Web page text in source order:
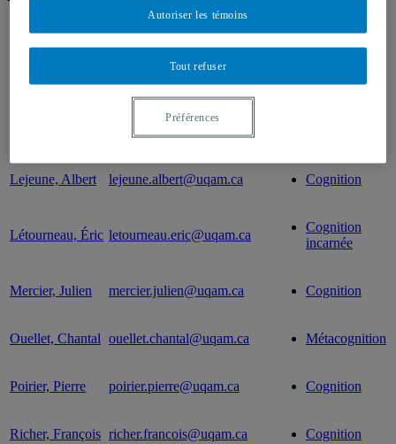
Professeur Courriel Expertise(s)
brunet.louis@uqam.ca
capozzi.francesca@uqam.ca
Lejeune, Albert lejeune.albert@uqam.ca Cognition
Létourneau, Éric letourneau.eric@uqam.ca
Cognition
incarnée
Mercier, Julien mercier.julien@uqam.ca Cognition
Ouellet, Chantal ouellet.chantal@uqam.ca Métacognition
Poirier, Pierre poirier.pierre@uqam.ca Cognition
Richer, François richer.francois@uqam.ca Cognition
Tout refuser
Autoriser les témoins
Préférences